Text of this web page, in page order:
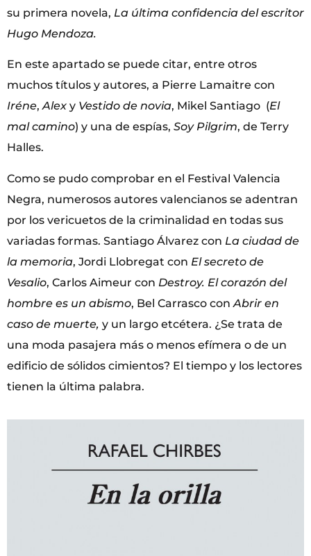
su primera novela, La última confidencia del escritor
Hugo Mendoza.
En este apartado se puede citar, entre otros
muchos títulos y autores, a Pierre Lamaitre con
Iréne,Alex y Vestido de novia, Mikel Santiago (El
mal camino) y una de espías, Soy Pilgrim, de Terry
Halles.
Como se pudo comprobar en el Festival Valencia
Negra, numerosos autores valencianos se adentran
por los vericuetos de la criminalidad en todas sus
variadas formas. Santiago Álvarez con La ciudad de
la memoria, Jordi Llobregat con El secreto de
Vesalio, Carlos Aimeur con Destroy. El corazón del
hombre es un abismo, Bel Carrasco con Abrir en
caso de muerte, y un largo etcétera. ¿Se trata de
una moda pasajera más o menos efímera o de un
edificio de sólidos cimientos? El tiempo y los lectores
tienen la última palabra.